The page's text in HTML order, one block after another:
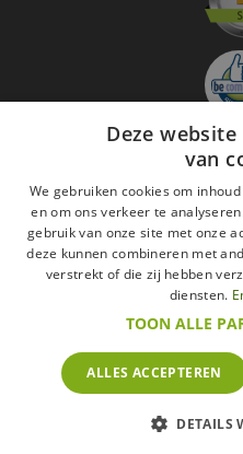
Aanmelden nieuwsbrief
Ik ga akkoord metde Wettelijke
Veelgestelde vragen
zijn met alle belastingen inbegrepen.
De Belgische wetgeving van 6 april 2010
Deze
van
We gebruiken cookies om
en om ons verkeer te
gebruik van onze site met onze
deze kunnen combineren met
verstrekt of die zij hebben
diensten.
TOON ALLE
ALLES ACCEPTEREN
DETAILS